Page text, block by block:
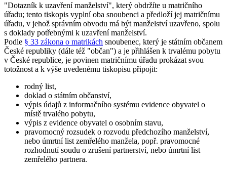
"Dotazník k uzavření manželství", který obdržíte u matričního
úřadu; tento tiskopis vyplní oba snoubenci a předloží jej matričnímu
úřadu, v jehož správním obvodu má být manželství uzavřeno, spolu
s doklady potřebnými k uzavření manželství.
Podle § 33 zákona o matrikách snoubenec, který je státním občanem
České republiky (dále též "občan") a je přihlášen k trvalému pobytu
v České republice, je povinen matričnímu úřadu prokázat svou
totožnost a k výše uvedenému tiskopisu připojit:
rodný list,
doklad o státním občanství,
výpis údajů z informačního systému evidence obyvatel o
místě trvalého pobytu,
výpis z evidence obyvatel o osobním stavu,
pravomocný rozsudek o rozvodu předchozího manželství,
nebo úmrtní list zemřelého manžela, popř. pravomocné
rozhodnutí soudu o zrušení partnerství, nebo úmrtní list
zemřelého partnera.